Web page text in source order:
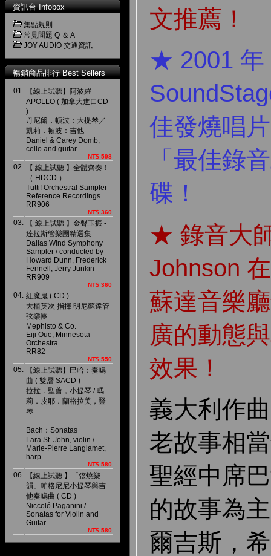
資訊台 Infobox
集點規則
常見問題 Q ＆ A
JOY AUDIO 交通資訊
暢銷商品排行 Best Sellers
01.
【線上試聽】阿波羅
APOLLO ( 加拿大進口CD
)
丹尼爾．頓波：大提琴／
凱莉．頓波：吉他
Daniel & Carey Domb,
cello and guitar
NT$ 598
02.
【 線上試聽 】全體齊奏！
（ HDCD ）
Tutti! Orchestral Sampler
Reference Recordings
RR906
NT$ 360
03.
【 線上試聽 】金聲玉振 -
達拉斯管樂團精選集
Dallas Wind Symphony
Sampler / conducted by
Howard Dunn, Frederick
Fennell, Jerry Junkin
RR909
NT$ 360
04. 紅魔鬼 ( CD )
大植英次 指揮 明尼蘇達管
弦樂團
Mephisto & Co.
Eiji Oue, Minnesota
Orchestra
RR82
NT$ 550
05.
【線上試聽】巴哈：奏鳴
曲 ( 雙層 SACD )
拉拉．聖薔，小提琴 / 瑪
莉．皮耶．蘭格拉美，豎
琴
Bach：Sonatas
Lara St. John, violin /
Marie-Pierre Langlamet,
harp
NT$ 580
06.
【線上試聽 】「弦燒樂
韻」帕格尼尼小提琴與吉
他奏鳴曲 ( CD )
Niccoló Paganini /
Sonatas for Violin and
Guitar
NT$ 580
文推薦！
★ 2001 年
佳發燒唱
「最佳錄
碟！
★ 錄音大
Johnson
蘇達音樂
廣的動態
效果！
義大利作
老故事相
聖經中席
的故事為
爾吉斯，